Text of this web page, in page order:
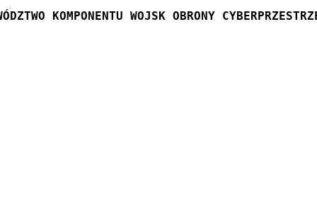
KOMPONENTU WOJSK OBRONY